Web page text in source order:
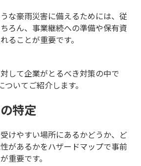
な豪雨災害に備えるためには、従
ろん、事業継続への準備や保有資
ることが重要です。
して企業がとるべき対策の中で
いてご紹介します。
特定
けやすい場所にあるかどうか、ど
があるかをハザードマップで事前
重要です。